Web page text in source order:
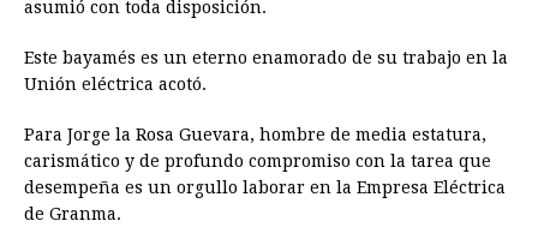
asumió con toda disposición.
Este bayamés es un eterno enamorado de su trabajo en la
Unión eléctrica acotó.
Para Jorge la Rosa Guevara, hombre de media estatura,
carismático y de profundo compromiso con la tarea que
desempeña es un orgullo laborar en la Empresa Eléctrica
de Granma.